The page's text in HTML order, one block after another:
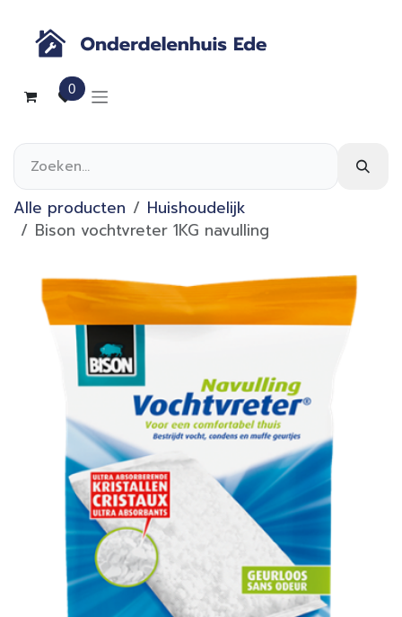
0
Alle producten
Huishoudelijk
Bison vochtvreter 1KG navulling